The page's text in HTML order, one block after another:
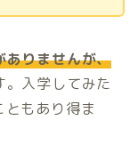
ありませんが、
。入学してみた
もあり得ま